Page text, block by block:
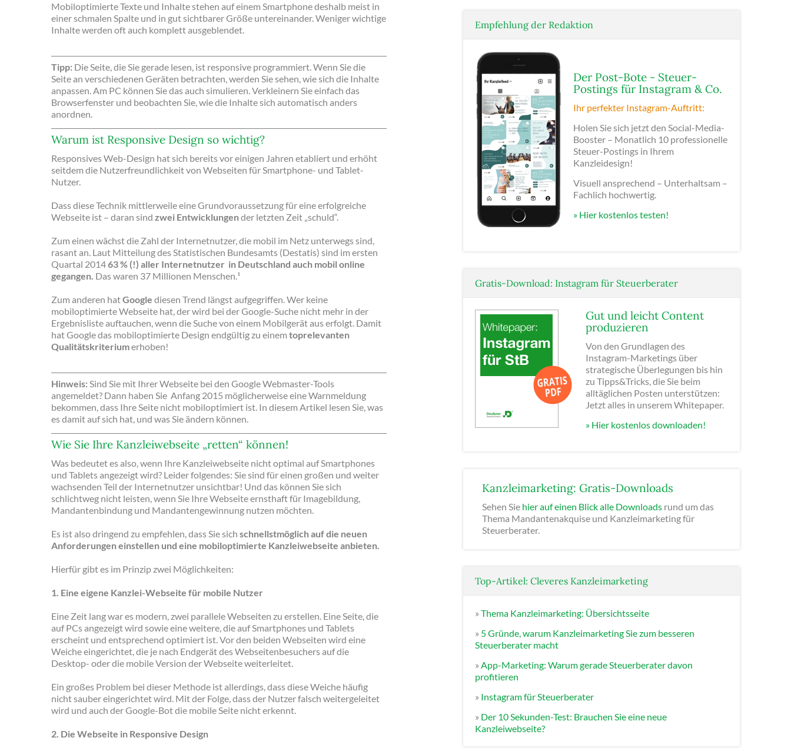
Mobiloptimierte Texte und Inhalte stehen auf einem Smartphone deshalb meist in
einer schmalen Spalte und in gut sichtbarer Größe untereinander. Weniger wichtige
Inhalte werden oft auch komplett ausgeblendet.
Tipp: Die Seite, die Sie gerade lesen, ist responsive programmiert. Wenn Sie die
Seite an verschiedenen Geräten betrachten, werden Sie sehen, wie sich die Inhalte
anpassen. Am PC können Sie das auch simulieren. Verkleinern Sie einfach das
Browserfenster und beobachten Sie, wie die Inhalte sich automatisch anders
anordnen.
Warum ist Responsive Design so wichtig?
Responsives Web-Design hat sich bereits vor einigen Jahren etabliert und erhöht
seitdem die Nutzerfreundlichkeit von Webseiten für Smartphone- und Tablet-
Nutzer.
Dass diese Technik mittlerweile eine Grundvoraussetzung für eine erfolgreiche
Webseite ist – daran sind zwei Entwicklungender letzten Zeit „schuld“.
Zum einen wächst die Zahl der Internetnutzer, die mobil im Netz unterwegs sind,
rasant an. Laut Mitteilung des Statistischen Bundesamts (Destatis) sind im ersten
Quartal 201463 % (!) aller Internetnutzer in Deutschland auch mobil online
gegangen. Das waren 37 Millionen Menschen.¹
Zum anderen hatGoogle diesen Trend längst aufgegriffen. Wer keine
mobiloptimierte Webseite hat, der wird bei der Google-Suche nicht mehr in der
Ergebnisliste auftauchen, wenn die Suche von einem Mobilgerät aus erfolgt. Damit
hat Google das mobiloptimierte Design endgültig zu einem toprelevanten
Qualitätskriteriumerhoben!
Hinweis: Sind Sie mit Ihrer Webseite bei den Google Webmaster-Tools
angemeldet? Dann haben Sie Anfang 2015 möglicherweise eine Warnmeldung
bekommen, dass Ihre Seite nicht mobiloptimiert ist. In diesem Artikel lesen Sie, was
es damit auf sich hat, und was Sie ändern können.
Wie Sie Ihre Kanzleiwebseite „retten“ können!
Was bedeutet es also, wenn Ihre Kanzleiwebseite nicht optimal auf Smartphones
und Tablets angezeigt wird? Leider folgendes: Sie sind für einen großen und weiter
wachsenden Teil der Internetnutzer unsichtbar! Und das können Sie sich
schlichtweg nicht leisten, wenn Sie Ihre Webseite ernsthaft für Imagebildung,
Mandantenbindung und Mandantengewinnung nutzen möchten.
Es ist also dringend zu empfehlen, dass Sie sich schnellstmöglich auf die neuen
Anforderungen einstellen und eine mobiloptimierte Kanzleiwebseite anbieten.
Hierfür gibt es im Prinzip zwei Möglichkeiten:
1. Eine eigene Kanzlei-Webseite für mobile Nutzer
Eine Zeit lang war es modern, zwei parallele Webseiten zu erstellen. Eine Seite, die
auf PCs angezeigt wird sowie eine weitere, die auf Smartphones und Tablets
erscheint und entsprechend optimiert ist. Vor den beiden Webseiten wird eine
Weiche eingerichtet, die je nach Endgerät des Webseitenbesuchers auf die
Desktop- oder die mobile Version der Webseite weiterleitet.
Ein großes Problem bei dieser Methode ist allerdings, dass diese Weiche häufig
nicht sauber eingerichtet wird. Mit der Folge, dass der Nutzer falsch weitergeleitet
wird und auch der Google-Bot die mobile Seite nicht erkennt.
2. Die Webseite in Responsive Design
Empfehlung der Redaktion
Der Post-Bote - Steuer-
Postings für Instagram & Co.
Ihr perfekter Instagram-Auftritt:
Holen Sie sich jetzt den Social-Media-
Booster – Monatlich 10 professionelle
Steuer-Postings in Ihrem
Kanzleidesign!
Visuell ansprechend – Unterhaltsam –
Fachlich hochwertig.
» Hier kostenlos testen!
Gratis-Download: Instagram für Steuerberater
Gut und leicht Content
produzieren
Von den Grundlagen des
Instagram-Marketings über
strategische Überlegungen bis hin
zu Tipps&Tricks, die Sie beim
alltäglichen Posten unterstützen:
Jetzt alles in unserem Whitepaper.
» Hier kostenlos downloaden!
Kanzleimarketing: Gratis-Downloads
Sehen Sie hier auf einen Blick alle Downloadsrund um das
Thema Mandantenakquise und Kanzleimarketing für
Steuerberater.
Top-Artikel: Cleveres Kanzleimarketing
» Thema Kanzleimarketing: Übersichtsseite
» 5 Gründe, warum Kanzleimarketing Sie zum besseren
Steuerberater macht
» App-Marketing: Warum gerade Steuerberater davon
profitieren
» Instagram für Steuerberater
» Der 10 Sekunden-Test: Brauchen Sie eine neue
Kanzleiwebseite?